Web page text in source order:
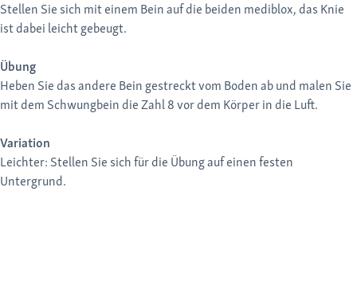
Stellen Sie sich mit einem Bein auf die beiden mediblox, das Knie
ist dabei leicht gebeugt.
Übung
Heben Sie das andere Bein gestreckt vom Boden ab und malen Sie
mit dem Schwungbein die Zahl 8 vor dem Körper in die Luft.
Variation
Leichter: Stellen Sie sich für die Übung auf einen festen
Untergrund.